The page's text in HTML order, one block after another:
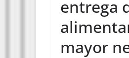
entrega
mayor